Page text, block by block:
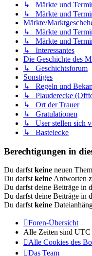
↳ Märkte und
↳ Märkte und
Märkte/
↳ Märkte und
↳ Märkte und
↳ Interessantes
Die Geschichte des
↳ Geschichtsforum
Sonstiges
↳ Regeln und
↳ Plauderecke
↳ Ort der Trauer
↳ Gratulationen
↳ User stellen sich
↳ Bastelecke
Berechtigungen in
Du darfstkeine neuen
Du darfstkeineAntworten
Du darfst deine Beiträge in
Du darfst deine Beiträge in
Du darfstkeine
Foren-Übersicht
Alle Zeiten sind
Alle Cookies des
Das Team